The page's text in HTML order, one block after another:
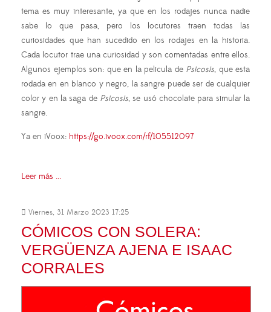
tema es muy interesante, ya que en los rodajes nunca nadie
sabe lo que pasa, pero los locutores traen todas las
curiosidades que han sucedido en los rodajes en la historia.
Cada locutor trae una curiosidad y son comentadas entre ellos.
Algunos ejemplos son: que en la pelicula de Psicosis, que esta
rodada en en blanco y negro, la sangre puede ser de cualquier
color y en la saga de Psicosis, se usó chocolate para simular la
sangre.
Ya en iVoox: https://go.ivoox.com/rf/105512097
Leer más ...
Viernes, 31 Marzo 2023 17:25
CÓMICOS CON SOLERA:
VERGÜENZA AJENA E ISAAC
CORRALES